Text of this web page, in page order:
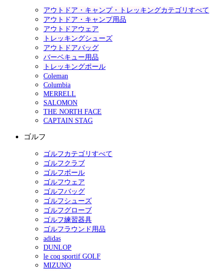
アウトドア・キャンプ・トレッキングカテゴリすべて
アウトドア・キャンプ用品
アウトドアウェア
トレッキングシューズ
アウトドアバッグ
バーベキュー用品
トレッキングポール
Coleman
Columbia
MERRELL
SALOMON
THE NORTH FACE
CAPTAIN STAG
ゴルフ
ゴルフカテゴリすべて
ゴルフクラブ
ゴルフボール
ゴルフウェア
ゴルフバッグ
ゴルフシューズ
ゴルフグローブ
ゴルフ練習器具
ゴルフラウンド用品
adidas
DUNLOP
le coq sportif GOLF
MIZUNO